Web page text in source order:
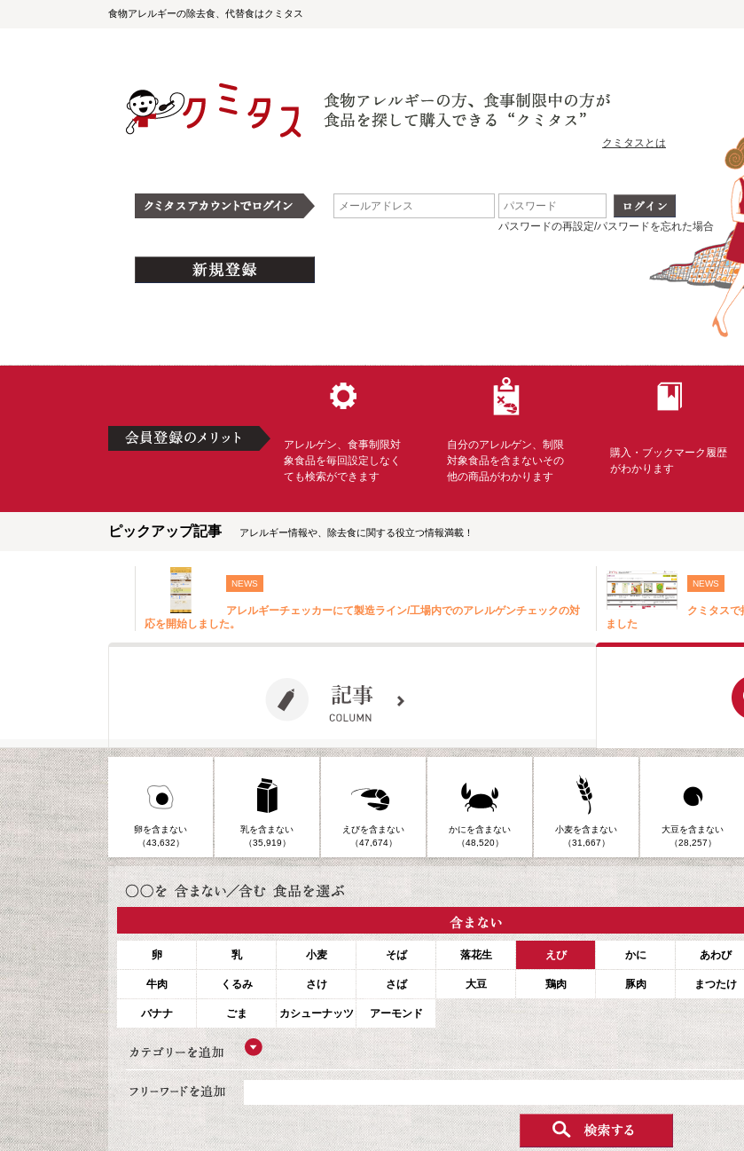
食物アレルギーの除去食、代替食はクミタス
クミタスとは
パスワードの再設定/パスワードを忘れた場合
アレルゲン、食事制限対
象食品を毎回設定しなく
ても検索ができます
自分のアレルゲン、制限
対象食品を含まないその
他の商品がわかります
購入・ブックマーク履歴
がわかります
ピックアップ記事 アレルギー情報や、除去食に関する役立つ情報満載！
NEWS
アレルギーチェッカーにて製造ライン/工場内でのアレルゲンチェックの対
応を開始しました。
NEWS
クミタスで
ました
卵を含まない
（43,632）
乳を含まない
（35,919）
えびを含まない
（47,674）
かにを含まない
（48,520）
小麦を含まない
（31,667）
大豆を含まない
（28,257）
卵 乳 小麦 そば 落花生 えび かに あわび
牛肉 くるみ さけ さば 大豆 鶏肉 豚肉 まつたけ
バナナ ごま カシューナッツ アーモンド